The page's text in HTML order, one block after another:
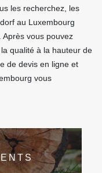
les recherchez, les
au Luxembourg
Après vous pouvez
qualité à la hauteur de
de devis en ligne et
vous